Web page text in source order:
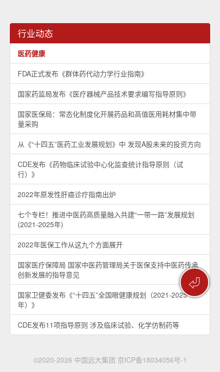
⏎
行业动态
医药健康
FDA正式发布《群体药代动力学行业指南》
国家药监局发布《医疗器械产品技术要求编写指导原则》
国家医保局：常态化制度化开展药品和高值医用耗材集中带
量采购
从《“十四五”医药工业发展规划》中 发现A股未来的投资方向
CDE发布《药物临床试验中心化监查统计指导原则（试
行）》
2022年原发性肝癌诊疗指南出炉
七个专栏！推进中医药高质量融入共建“一带一路”发展规划
(2021-2025年)
2022年医保工作从这九个方面展开
国家医疗保障局 国家中医药管理局关于医保支持中医药传承
创新发展的指导意见
国家卫健委发布《“十四五”全国眼健康规划（2021-2025
年）》
CDE发布11项指导原则 涉及临床试验、化学仿制药等
©2020-2026 中国远大集团 京ICP备18034056号-1